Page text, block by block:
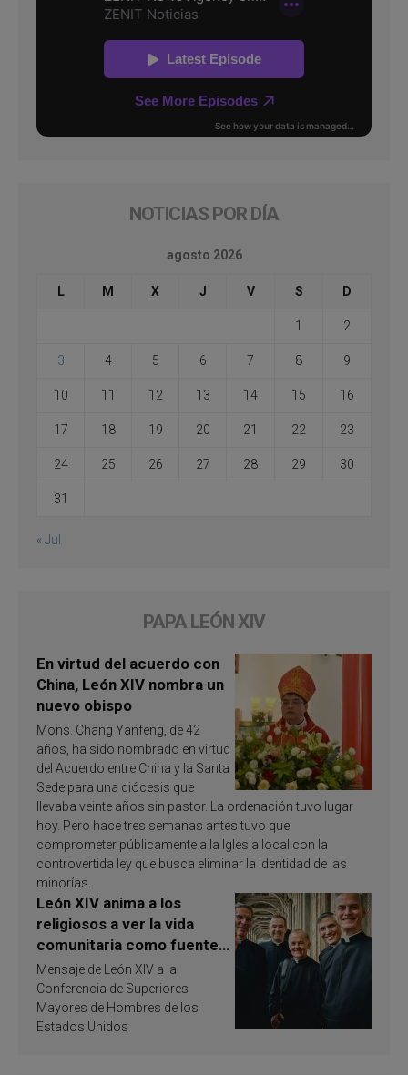
NOTICIAS POR DÍA
agosto 2026
L M X J V S D
1 2
3 4 5 6 7 8 9
10 11 12 13 14 15 16
17 18 19 20 21 22 23
24 25 26 27 28 29 30
31
« Jul
PAPA LEÓN XIV
En virtud del acuerdo con
China, León XIV nombra un
nuevo obispo
Mons. Chang Yanfeng, de 42
años, ha sido nombrado en virtud
del Acuerdo entre China y la Santa
Sede para una diócesis que
llevaba veinte años sin pastor. La ordenación tuvo lugar
hoy. Pero hace tres semanas antes tuvo que
comprometer públicamente a la Iglesia local con la
controvertida ley que busca eliminar la identidad de las
minorías.
León XIV anima a los
religiosos a ver la vida
comunitaria como fuente
de inspiración y
santificación
Mensaje de León XIV a la
Conferencia de Superiores
Mayores de Hombres de los
Estados Unidos